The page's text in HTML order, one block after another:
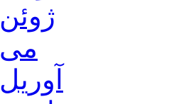
ژوئن 2015
می 2015
آوریل 2015